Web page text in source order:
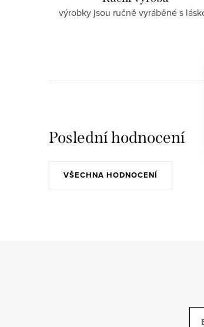
výrobky jsou ručně vyráběné s
Poslední hodnocení
VŠECHNA HODNOCENÍ